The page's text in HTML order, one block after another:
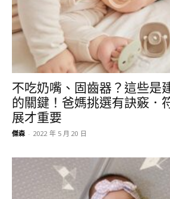
不吃奶嘴、固齒器？這些是
的關鍵！爸媽挑選有訣竅．
展才重要
傑森 - 2022 年 5 月 20 日